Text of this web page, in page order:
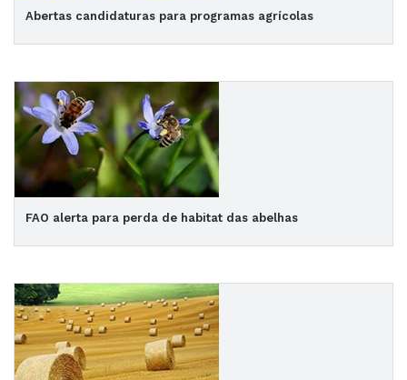
Abertas candidaturas para programas agrícolas
FAO alerta para perda de habitat das abelhas